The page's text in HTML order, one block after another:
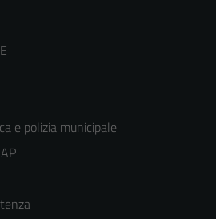
e polizia municipale